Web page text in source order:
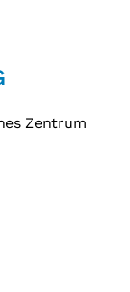
Zentrum